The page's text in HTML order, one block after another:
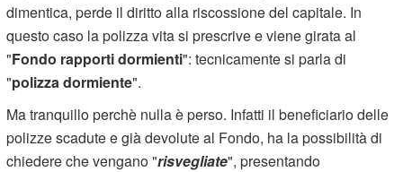
dimentica, perde il diritto alla riscossione del capitale. In
questo caso la polizza vita si prescrive e viene girata al
"Fondo rapporti dormienti": tecnicamente si parla di
"polizza dormiente".
Ma tranquillo perchè nulla è perso. Infatti il beneficiario delle
polizze scadute e già devolute al Fondo, ha la possibilità di
chiedere che vengano "risvegliate", presentando